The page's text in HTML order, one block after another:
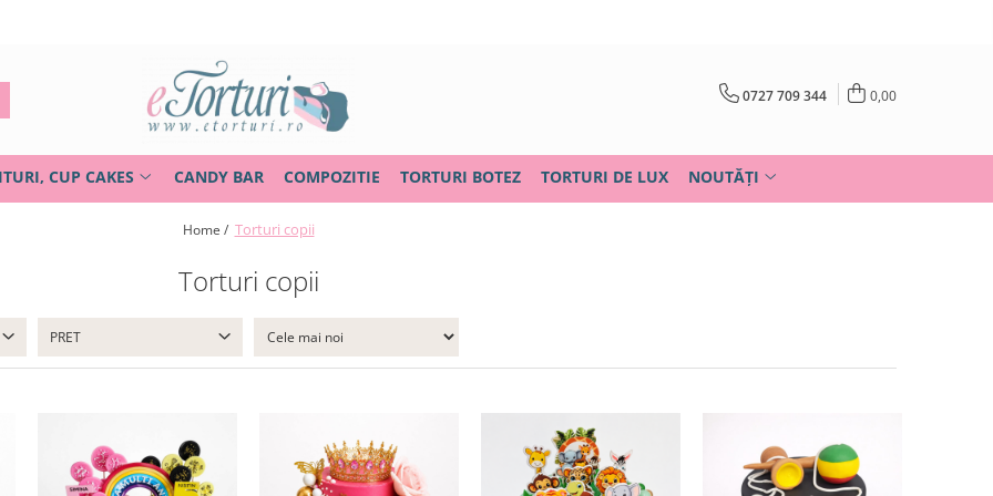
0727 709 344 0,00
CUP CAKES CANDY BAR COMPOZITIE TORTURI BOTEZ TORTURI DE LUX NOUTĂȚI
Home / Torturi copii
Torturi copii
PRET